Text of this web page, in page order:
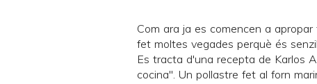
Com ara ja es comencen a
fet moltes vegades perquè és
Es tracta d'una recepta de Karlos
cocina". Un pollastre fet al forn